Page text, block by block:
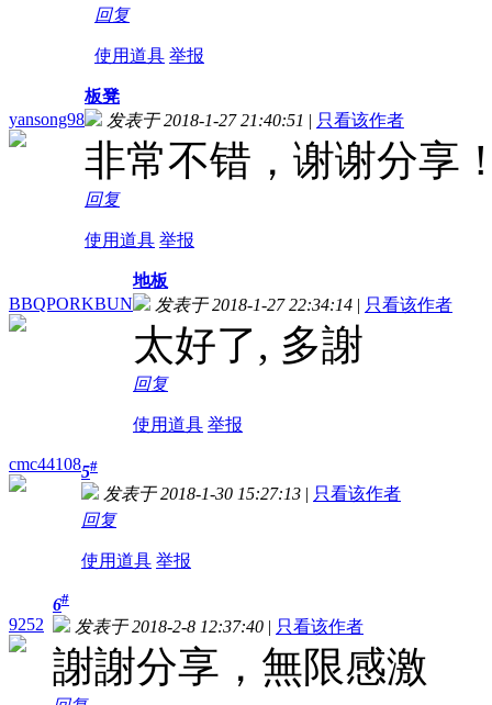
回复
使用道具 举报
yansong98
板凳
发表于 2018-1-27 21:40:51 | 只看该作者
非常不错，谢谢分享
回复
使用道具 举报
BBQPORKBUN
地板
发表于 2018-1-27 22:34:14 | 只看该作者
太好了, 多謝
回复
使用道具 举报
cmc441085#
发表于 2018-1-30 15:27:13 | 只看该作者
回复
使用道具 举报
9252
6#
发表于 2018-2-8 12:37:40 | 只看该作者
謝謝分享，無限感激